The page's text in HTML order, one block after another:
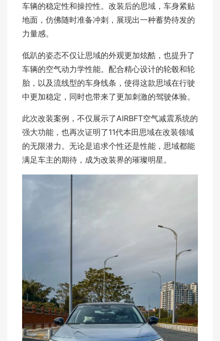
车辆的稳定性和操控性。改装后的思域，车身紧贴
地面，仿佛随时准备冲刺，展现出一种蓄势待发的
力量感。
低趴的姿态不仅让思域的外观更加炫酷，也提升了
车辆的空气动力学性能。配合精心设计的轮毂和轮
胎，以及流线型的车身线条，使得这款思域在行驶
中更加稳定，同时也带来了更加刺激的驾驶体验。
此次改装案例，不仅展示了AIRBFT空气减震系统的
强大功能，也再次证明了11代本田思域在改装领域
的无限潜力。无论是追求个性还是性能，思域都能
满足车主的期待，成为改装界的璀璨明星。